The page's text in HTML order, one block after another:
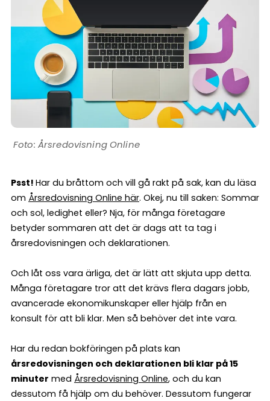
Årsredovisning Online
Psst! Har du bråttom och vill gå rakt på sak, kan du läsa
om Årsredovisning Online här. Okej, nu till saken: Sommar
och sol, ledighet eller? Nja, för många företagare
betyder sommaren att det är dags att ta tag i
årsredovisningen och deklarationen.
Och låt oss vara ärliga, det är lätt att skjuta upp detta.
Många företagare tror att det krävs flera dagars jobb,
avancerade ekonomikunskaper eller hjälp från en
konsult för att bli klar. Men så behöver det inte vara.
Har du redan bokföringen på plats kan
årsredovisningen och deklarationen bli klar på 15
minuter med Årsredovisning Online, och du kan
dessutom få hjälp om du behöver. Dessutom fungerar